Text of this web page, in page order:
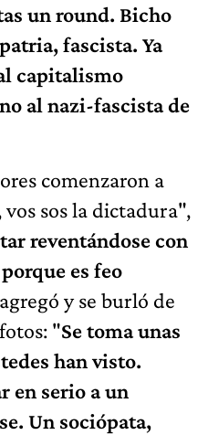
un round. Bicho
fascista. Ya
capitalismo
al nazi-fascista de
comenzaron a
sos la dictadura",
reventándose con
es feo
y se burló de
"Se toma unas
han visto.
en serio a un
Un sociópata,